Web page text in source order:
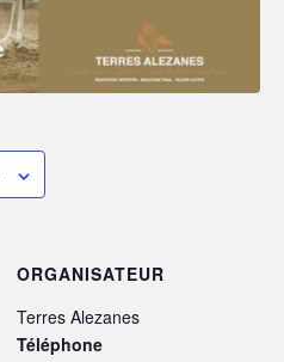
ORGANISATEUR
Terres Alezanes
Téléphone